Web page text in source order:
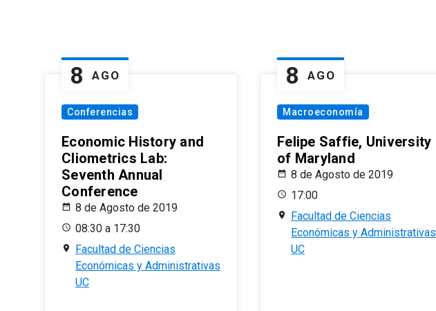
8 AGO
Conferencias
Economic History and
Cliometrics Lab:
Seventh Annual
Conference
8 de Agosto de 2019
08:30 a 17:30
Facultad de Ciencias
Económicas y Administrativas
UC
8 AGO
Macroeconomía
Felipe Saffie, University
of Maryland
8 de Agosto de 2019
17:00
Facultad de Ciencias
Económicas y Administrativas
UC